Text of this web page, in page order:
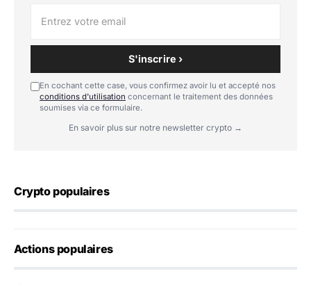
S'inscrire ›
En cochant cette case, vous confirmez avoir lu et accepté nos
conditions d'utilisation concernant le traitement des données
soumises via ce formulaire.
En savoir plus sur notre newsletter crypto →
Crypto populaires
Actions populaires